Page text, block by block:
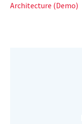
Architecture (Demo)